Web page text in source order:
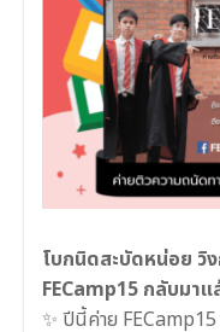
โบกนิดสะบัดหน่อย วิง
FECamp15 กลับมาแ
✨ ปีนี้ค่าย